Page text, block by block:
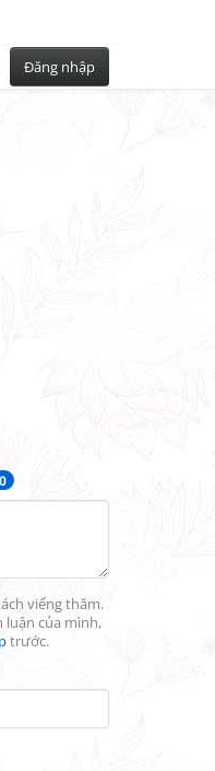
Đăng nhập
0
viếng thăm.
luận của mình,
trước.